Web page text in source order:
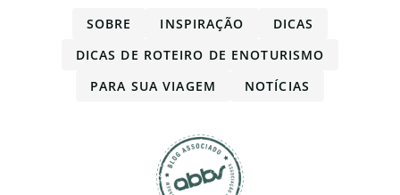
SOBRE INSPIRAÇÃO
DICAS
DICAS DE ROTEIRO DE ENOTURISMO
PARA SUA VIAGEM
NOTÍCIAS